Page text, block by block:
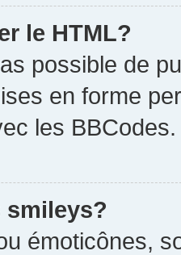
le HTML?
possible de
en forme
les BBCodes.
smileys?
émoticônes,